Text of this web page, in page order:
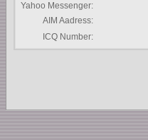
Yahoo Messenger:
AIM Aadress:
ICQ Number: